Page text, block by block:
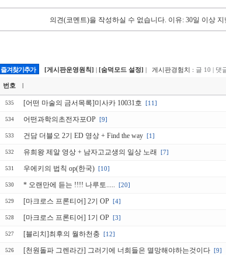
의견(코멘트)을 작성하실 수 없습니다. 이유: 30일 이상
즐겨찾기추가 [게시판운영원칙] | [숨덕모드 설정] | 게시판경험치 : 글 10 | 댓
번호
535 [어떤 마술의 금서목록]미사카 10031호 [11]
534 어떤과학의초전자포OP [9]
533 건담 더블오 2기 ED 영상 + Find the way [1]
532 유희왕 제알 영상 + 남자고교생의 일상 노래 [7]
531 우에키의 법칙 op(한국) [10]
530 * 오랜만에 듣는 !!!! 나루토..... [20]
529 [마크로스 프론티어] 2기 OP [4]
528 [마크로스 프론티어] 1기 OP [3]
527 [블리치]최후의 월하천충 [12]
526 [천원돌파 그렌라간] 그러기에 너희들은 멸망해야하는것이다 [9]